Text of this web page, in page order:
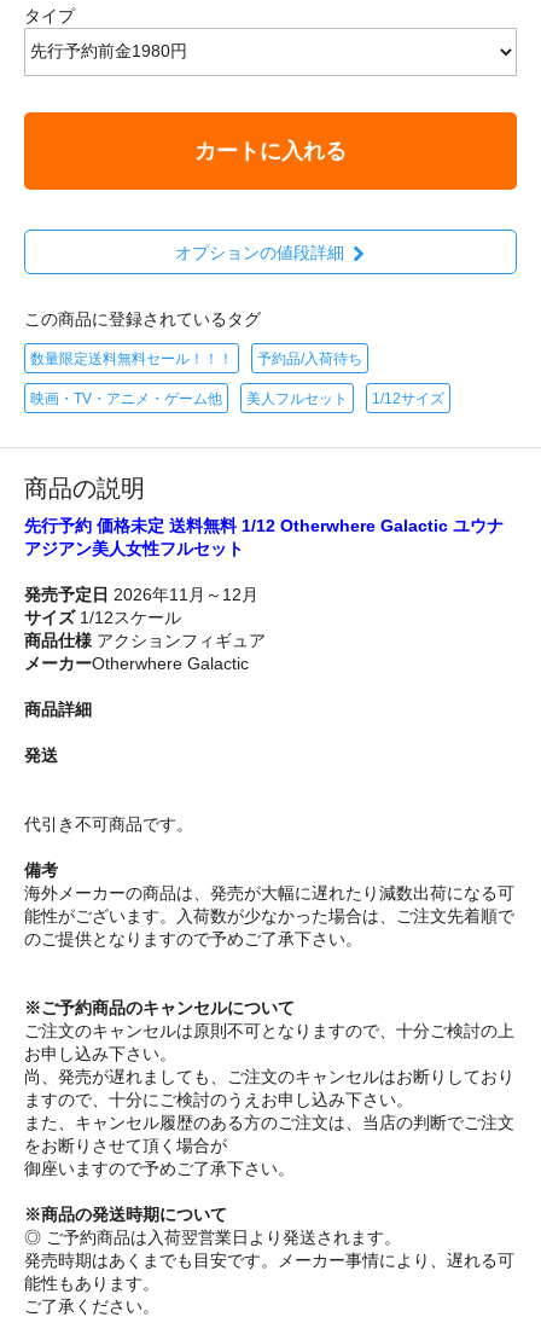
タイプ
カートに入れる
オプションの値段詳細
この商品に登録されているタグ
数量限定送料無料セール！！！ 予約品/入荷待ち
映画・TV・アニメ・ゲーム他 美人フルセット 1/12サイズ
商品の説明
先行予約 価格未定 送料無料 1/12 Otherwhere Galactic ユウナ
アジアン美人女性フルセット
発売予定日 2026年11月～12月
サイズ1/12スケール
商品仕様 アクションフィギュア
メーカーOtherwhere Galactic
商品詳細
発送
代引き不可商品です。
備考
海外メーカーの商品は、発売が大幅に遅れたり減数出荷になる可
能性がございます。入荷数が少なかった場合は、ご注文先着順で
のご提供となりますので予めご了承下さい。
※ご予約商品のキャンセルについて
ご注文のキャンセルは原則不可となりますので、十分ご検討の上
お申し込み下さい。
尚、発売が遅れましても、ご注文のキャンセルはお断りしており
ますので、十分にご検討のうえお申し込み下さい。
また、キャンセル履歴のある方のご注文は、当店の判断でご注文
をお断りさせて頂く場合が
御座いますので予めご了承下さい。
※商品の発送時期について
◎ ご予約商品は入荷翌営業日より発送されます。
発売時期はあくまでも目安です。メーカー事情により、遅れる可
能性もあります。
ご了承ください。